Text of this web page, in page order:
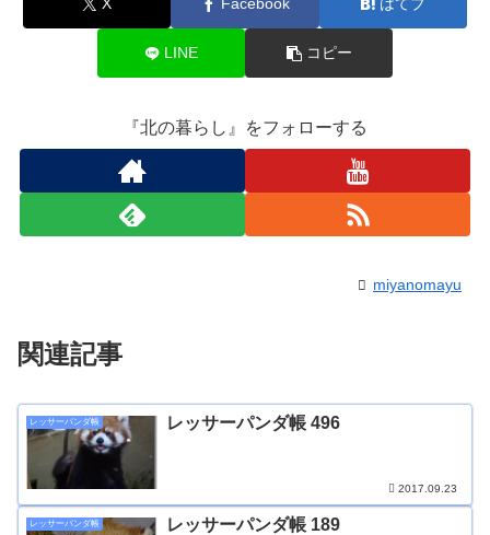
X Facebook はてブ
LINE コピー
『北の暮らし』をフォローする
miyanomayu
関連記事
レッサーパンダ帳 レッサーパンダ帳 496
2017.09.23
レッサーパンダ帳 レッサーパンダ帳 189